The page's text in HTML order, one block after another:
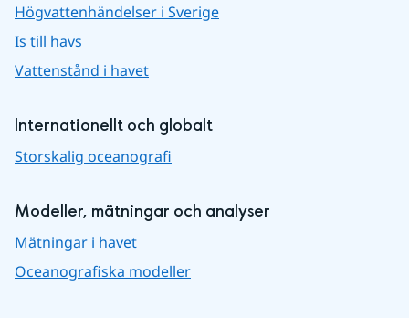
Högvattenhändelser i Sverige
Is till havs
Vattenstånd i havet
Internationellt och globalt
Storskalig oceanografi
Modeller, mätningar och analyser
Mätningar i havet
Oceanografiska modeller